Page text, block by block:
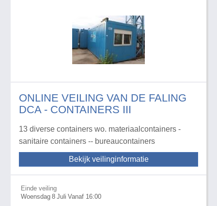
ONLINE VEILING VAN DE FALING
DCA - CONTAINERS III
13 diverse containers wo. materiaalcontainers -
sanitaire containers -- bureaucontainers
Bekijk veilinginformatie
Einde veiling
Woensdag 8 Juli Vanaf 16:00